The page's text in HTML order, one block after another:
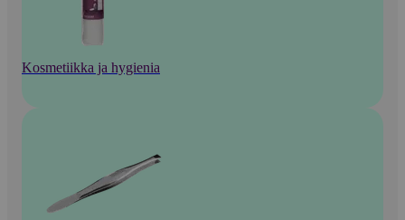
Kosmetiikka ja hygienia